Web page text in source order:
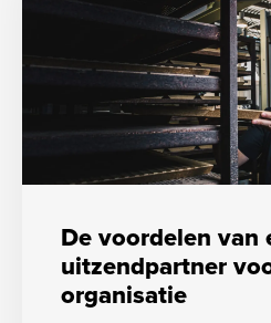
De voordelen van
uitzendpartner
organisatie